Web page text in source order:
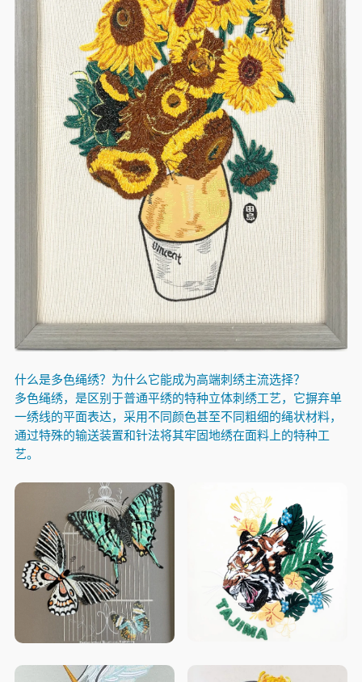
什么是多色绳绣？为什么它能成为高端刺绣主流选择？
多色绳绣，是区别于普通平绣的特种立体刺绣工艺，它摒弃单
一绣线的平面表达，采用不同颜色甚至不同粗细的绳状材料，
通过特殊的输送装置和针法将其牢固地绣在面料上的特种工
艺。